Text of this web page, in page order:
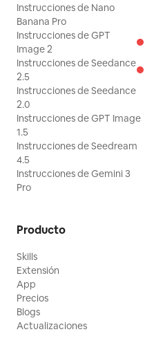
Instrucciones de Nano
Banana Pro
Instrucciones de GPT
Image 2
Instrucciones de Seedance
2.5
Instrucciones de Seedance
2.0
Instrucciones de GPT Image
1.5
Instrucciones de Seedream
4.5
Instrucciones de Gemini 3
Pro
Producto
Skills
Extensión
App
Precios
Blogs
Actualizaciones